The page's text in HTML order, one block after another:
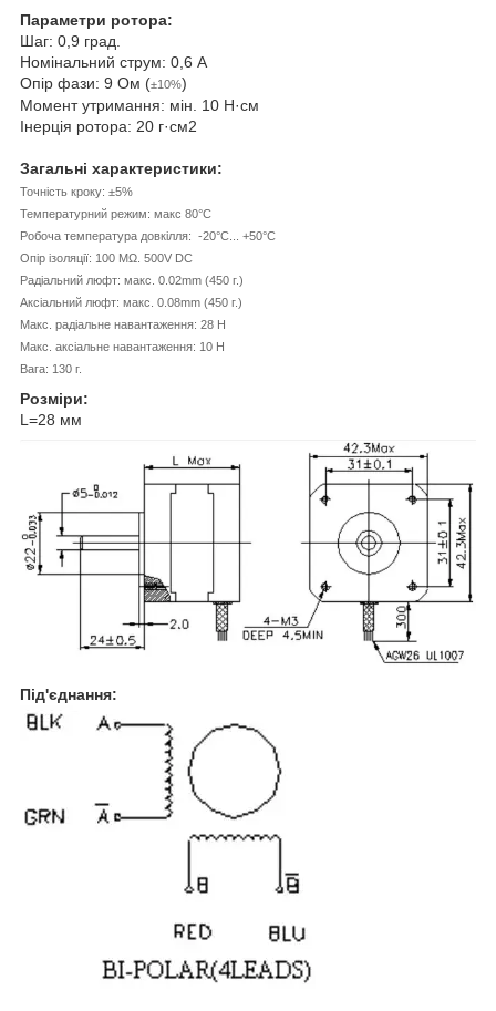
Параметри ротора:
Шаг: 0,9 град.
Номінальний струм: 0,6 А
Опір фази: 9 Ом (±10%)
Момент утримання: мін. 10 Н·см
Інерція ротора: 20 г·см2
Загальні характеристики:
Точність кроку: ±5%
Температурний режим: макс 80°C
Робоча температура довкілля: -20°C... +50°C
Опір ізоляції: 100 MΩ. 500V DC
Радіальний люфт: макс. 0.02mm (450 г.)
Аксіальний люфт: макс. 0.08mm (450 г.)
Макс. радіальне навантаження: 28 Н
Макс. аксіальне навантаження: 10 Н
Вага: 130 г.
Розміри:
L=28 мм
Під'єднання: